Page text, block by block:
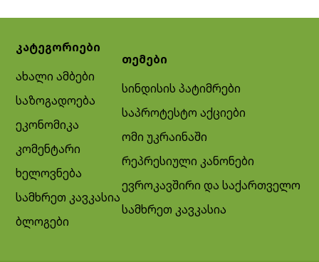
კატეგორიები
ახალი ამბები
საზოგადოება
ეკონომიკა
კომენტარი
ხელოვნება
სამხრეთ კავკასია
ბლოგები
თემები
სინდისის პატიმრები
საპროტესტო აქციები
ომი უკრაინაში
რეპრესიული კანონები
ევროკავშირი და საქართველო
სამხრეთ კავკასია